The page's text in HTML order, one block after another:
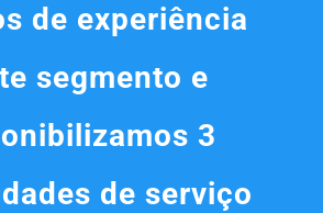
de experiência
segmento e
3
de serviço